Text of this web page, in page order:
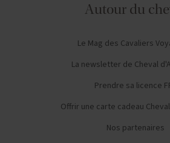
Autour du
Le Mag des Cavaliers
La newsletter de Cheval
Prendre sa licence
Offrir une carte cadeau
Nos partenaires